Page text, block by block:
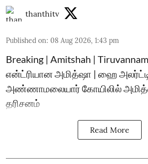
thanthitv
Published on: 08 Aug 2026, 1:43 pm
Breaking | Amitshah |
என்ட்ரியான அமித்ஷா | ஹை
அண்ணாமலையார் கோயிலில்
தரிசனம்
Read More